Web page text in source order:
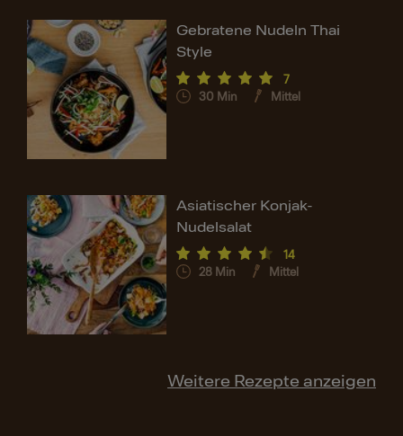
Gebratene Nudeln Thai
Style
7
30 Min Mittel
Asiatischer Konjak-
Nudelsalat
14
28 Min Mittel
Weitere Rezepte anzeigen